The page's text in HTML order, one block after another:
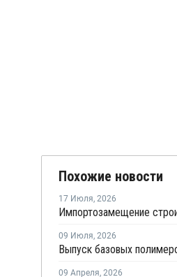
Похожие новости
17 Июля, 2026
09 Июля, 2026
09 Апреля, 2026